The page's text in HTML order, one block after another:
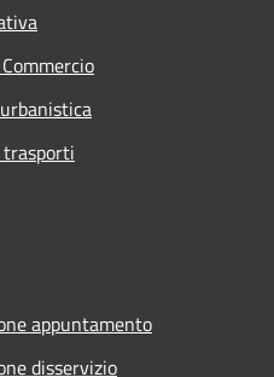
appuntamento
disservizio